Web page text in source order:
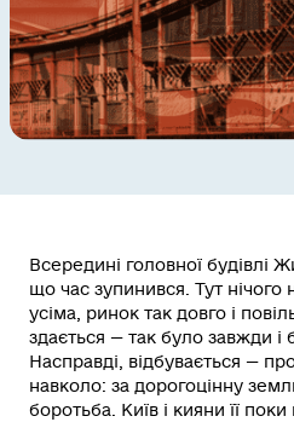
Всередині головної будівлі
що час зупинився. Тут нічого
усіма, ринок так довго і
здається — так було завжди і
Насправді, відбувається —
навколо: за дорогоцінну
боротьба. Київ і кияни її